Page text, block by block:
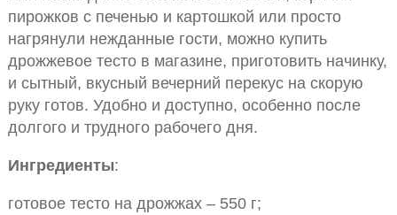
пирожков с печенью и картошкой или просто
нагрянули нежданные гости, можно купить
дрожжевое тесто в магазине, приготовить начинку,
и сытный, вкусный вечерний перекус на скорую
руку готов. Удобно и доступно, особенно после
долгого и трудного рабочего дня.
Ингредиенты:
готовое тесто на дрожжах – 550 г;